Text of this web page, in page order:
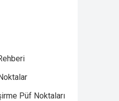
Püf Noktaları